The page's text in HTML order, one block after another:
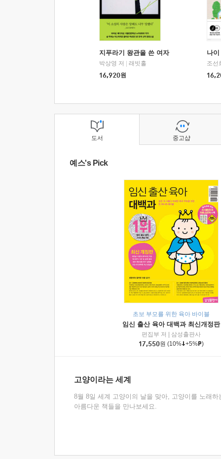
지푸라기 왕관을 쓴 여자
박상영 저
래빗홀
16,920원
나
조선
도서
예스's Pick
초보 부모를 위한 육아 바이블
임신 출산 육아 대백과 최신개정판
편집부 저
삼성출판사
17,550원 (10% +5% )
고양이라는 세계
8월 8일 세계 고양이의 날을 맞아, 고양이를 노래하
아름다운 책들을 만나보세요.
중고샵